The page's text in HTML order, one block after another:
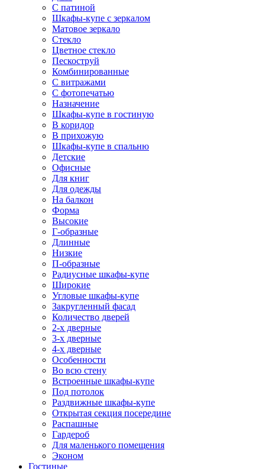
С патиной
Шкафы-купе с зеркалом
Матовое зеркало
Стекло
Цветное стекло
Пескоструй
Комбинированные
С витражами
С фотопечатью
Назначение
Шкафы-купе в гостиную
В коридор
В прихожую
Шкафы-купе в спальню
Детские
Офисные
Для книг
Для одежды
На балкон
Форма
Высокие
Г-образные
Длинные
Низкие
П-образные
Радиусные шкафы-купе
Широкие
Угловые шкафы-купе
Закругленный фасад
Количество дверей
2-х дверные
3-х дверные
4-х дверные
Особенности
Во всю стену
Встроенные шкафы-купе
Под потолок
Раздвижные шкафы-купе
Открытая секция посередине
Распашные
Гардероб
Для маленького помещения
Эконом
Гостиные